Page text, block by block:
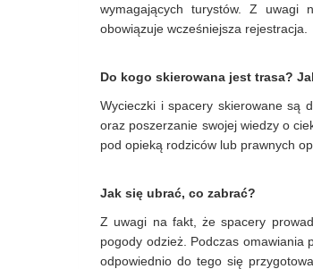
wymagających turystów. Z uwagi
obowiązuje wcześniejsza rejestracja.
Do kogo skierowana jest trasa?
Wycieczki i spacery skierowane są
oraz poszerzanie swojej wiedzy o
pod opieką rodziców lub prawnych
Jak się ubrać, co zabrać?
Z uwagi na fakt, że spacery
pogody odzież. Podczas omawiania
odpowiednio do tego się